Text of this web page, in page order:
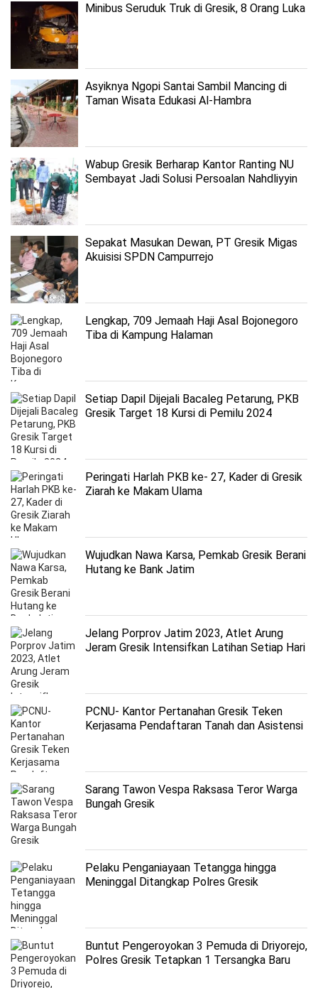
Minibus Seruduk Truk di Gresik, 8 Orang Luka
Asyiknya Ngopi Santai Sambil Mancing di
Taman Wisata Edukasi Al-Hambra
Wabup Gresik Berharap Kantor Ranting NU
Sembayat Jadi Solusi Persoalan Nahdliyyin
Sepakat Masukan Dewan, PT Gresik Migas
Akuisisi SPDN Campurrejo
Lengkap, 709 Jemaah Haji Asal Bojonegoro
Tiba di Kampung Halaman
Setiap Dapil Dijejali Bacaleg Petarung, PKB
Gresik Target 18 Kursi di Pemilu 2024
Peringati Harlah PKB ke- 27, Kader di Gresik
Ziarah ke Makam Ulama
Wujudkan Nawa Karsa, Pemkab Gresik Berani
Hutang ke Bank Jatim
Jelang Porprov Jatim 2023, Atlet Arung
Jeram Gresik Intensifkan Latihan Setiap Hari
PCNU- Kantor Pertanahan Gresik Teken
Kerjasama Pendaftaran Tanah dan Asistensi
Sarang Tawon Vespa Raksasa Teror Warga
Bungah Gresik
Pelaku Penganiayaan Tetangga hingga
Meninggal Ditangkap Polres Gresik
Buntut Pengeroyokan 3 Pemuda di Driyorejo,
Polres Gresik Tetapkan 1 Tersangka Baru